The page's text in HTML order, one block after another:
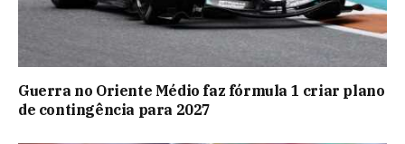
Guerra no Oriente Médio faz fórmula 1 criar plano
de contingência para 2027